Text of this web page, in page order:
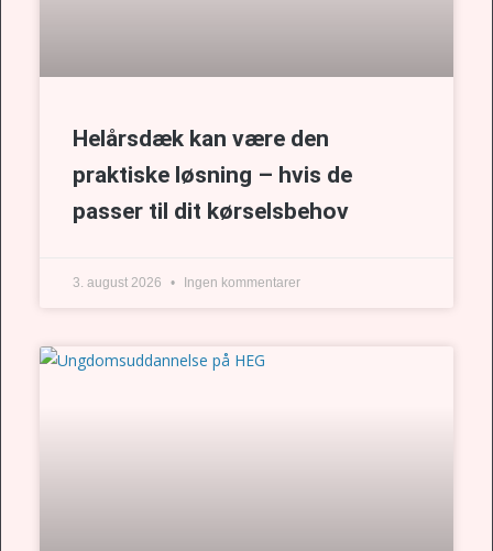
Helårsdæk kan være den
praktiske løsning – hvis de
passer til dit kørselsbehov
3. august 2026 Ingen kommentarer